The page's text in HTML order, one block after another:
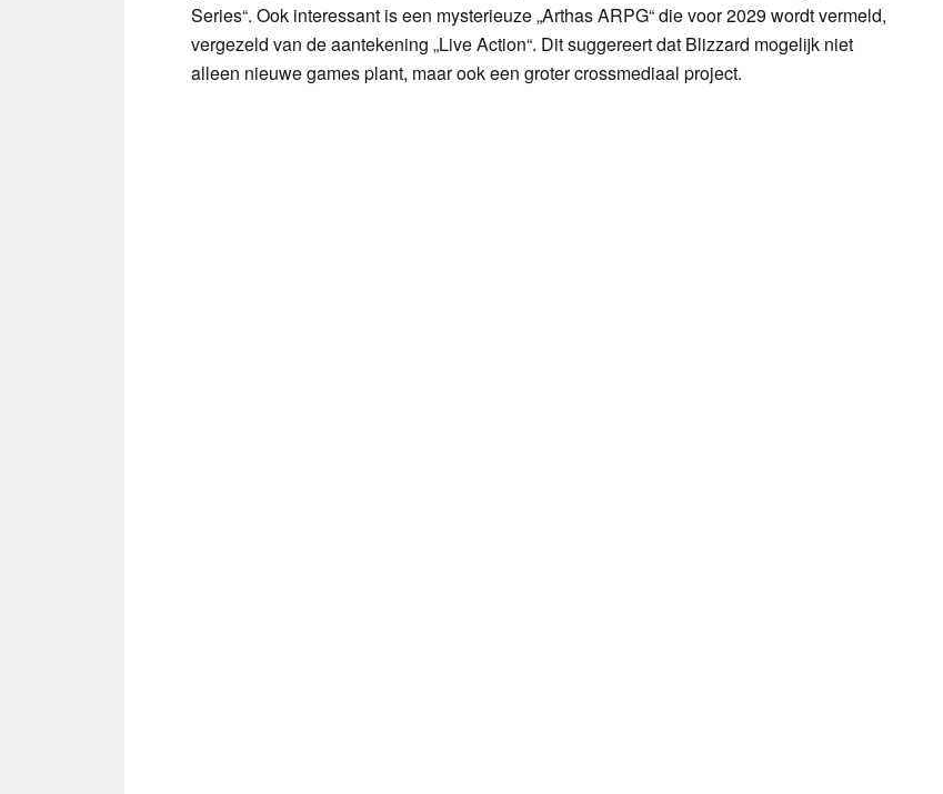
Series“. Ook interessant is een mysterieuze „Arthas ARPG“ die voor 2029 wordt vermeld,
vergezeld van de aantekening „Live Action“. Dit suggereert dat Blizzard mogelijk niet
alleen nieuwe games plant, maar ook een groter crossmediaal project.